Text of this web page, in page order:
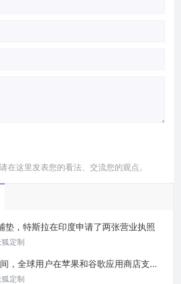
在这里发表您的看法、交流您的观点。
垫，特斯拉在印度申请了两张营业执照
狐定制
，全球用户在苹果和谷歌应用商店支出
狐定制